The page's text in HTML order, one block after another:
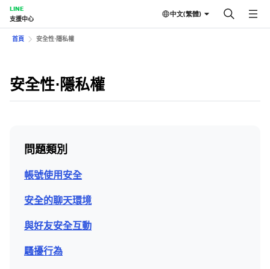
LINE
支援中心
中文(繁體)
首頁 安全性⋅隱私權
安全性⋅隱私權
問題類別
帳號使用安全
安全的聊天環境
與好友安全互動
騷擾行為